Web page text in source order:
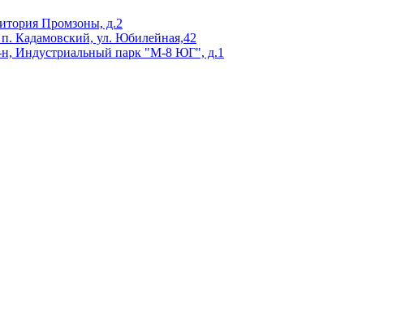
Промзоны, д.2
п. Кадамовский, ул. Юбилейная,42
н, Индустриальный парк "М-8 ЮГ", д.1